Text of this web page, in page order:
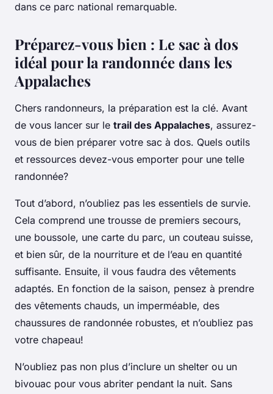
dans ce parc national remarquable.
Préparez-vous bien : Le sac à dos
idéal pour la randonnée dans les
Appalaches
Chers randonneurs, la préparation est la clé. Avant
de vous lancer sur le trail des Appalaches, assurez-
vous de bien préparer votre sac à dos. Quels outils
et ressources devez-vous emporter pour une telle
randonnée?
Tout d’abord, n’oubliez pas les essentiels de survie.
Cela comprend une trousse de premiers secours,
une boussole, une carte du parc, un couteau suisse,
et bien sûr, de la nourriture et de l’eau en quantité
suffisante. Ensuite, il vous faudra des vêtements
adaptés. En fonction de la saison, pensez à prendre
des vêtements chauds, un imperméable, des
chaussures de randonnée robustes, et n’oubliez pas
votre chapeau!
N’oubliez pas non plus d’inclure un shelter ou un
bivouac pour vous abriter pendant la nuit. Sans